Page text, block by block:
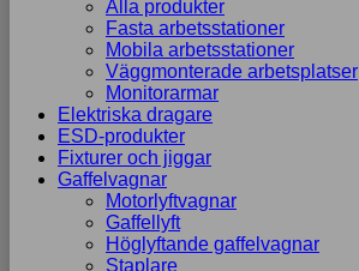
Alla produkter
Fasta arbetsstationer
Mobila arbetsstationer
Väggmonterade arbetsplatser
Monitorarmar
Elektriska dragare
ESD-produkter
Fixturer och jiggar
Gaffelvagnar
Motorlyftvagnar
Gaffellyft
Höglyftande gaffelvagnar
Staplare